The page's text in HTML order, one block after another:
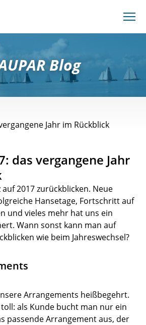
Blog
Jahr im Rückblick
das vergangene Jahr
auf 2017 zurückblicken. Neue
Hansetage, Fortschritt auf
und vieles mehr hat uns ein
Wann sonst kann man auf
wie beim Jahreswechsel?
Arrangements heißbegehrt.
als Kunde bucht man nur ein
passende Arrangement aus, der